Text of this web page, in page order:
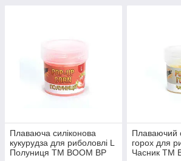
Плаваюча силіконова
кукурудза для риболовлі L
Полуниця ТМ BOOM BP
Плаваючий
горох для
Часник ТМ